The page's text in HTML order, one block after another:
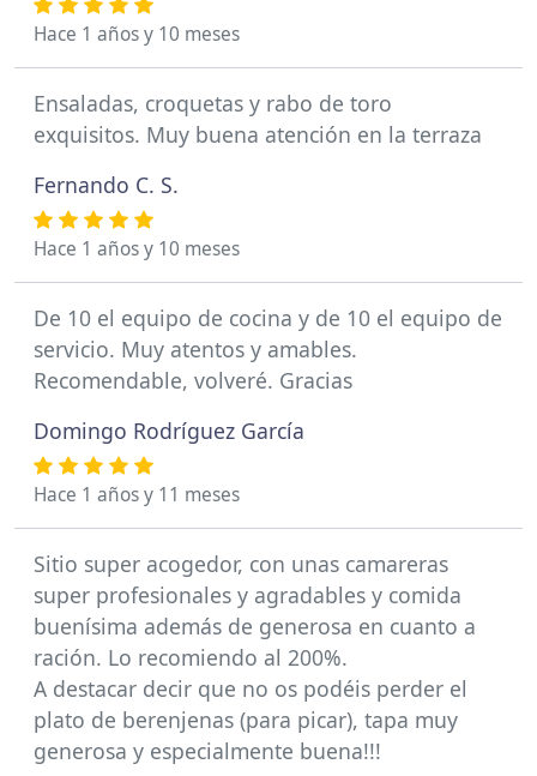
Hace 1 años y 10 meses
Ensaladas, croquetas y rabo de toro
exquisitos. Muy buena atención en la terraza
Fernando C. S.
Hace 1 años y 10 meses
De 10 el equipo de cocina y de 10 el equipo de
servicio. Muy atentos y amables.
Recomendable, volveré. Gracias
Domingo Rodríguez García
Hace 1 años y 11 meses
Sitio super acogedor, con unas camareras
super profesionales y agradables y comida
buenísima además de generosa en cuanto a
ración. Lo recomiendo al 200%.
A destacar decir que no os podéis perder el
plato de berenjenas (para picar), tapa muy
generosa y especialmente buena!!!